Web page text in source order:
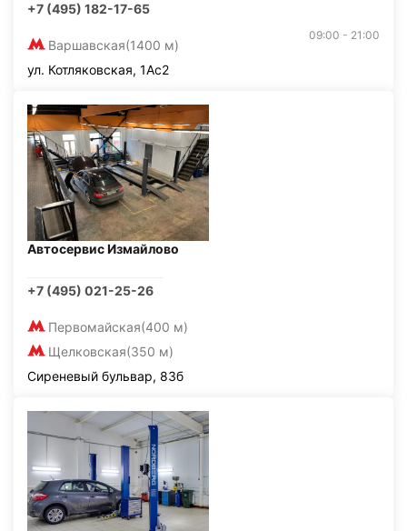
+7 (495) 182-17-65
Варшавская(1400 м)
09:00 - 21:00
ул. Котляковская, 1Ас2
Автосервис Измайлово
+7 (495) 021-25-26
Первомайская(400 м)
Щелковская(350 м)
Сиреневый бульвар, 83б